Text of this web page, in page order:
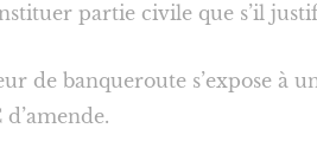
partie civile que s’il
de banqueroute s’expose à